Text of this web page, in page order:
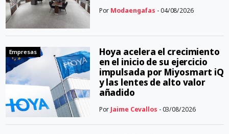
Por Modaengafas - 04/08/2026
Empresas
Hoya acelera el crecimiento
en el inicio de su ejercicio
impulsada por Miyosmart iQ
y las lentes de alto valor
añadido
Por Jaime Cevallos - 03/08/2026